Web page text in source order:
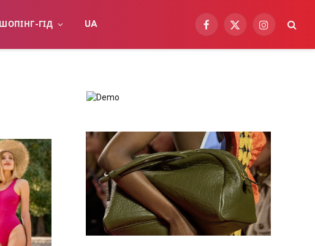
ШОПІНГ-ГІД UA
Facebook
X
Instagram